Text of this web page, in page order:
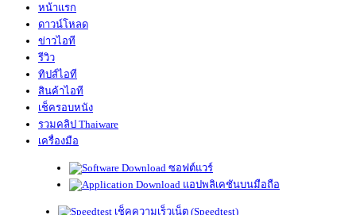
หน้าแรก
ดาวน์โหลด
ข่าวไอที
รีวิว
ทิปส์ไอที
สินค้าไอที
เช็ครอบหนัง
รวมคลิป Thaiware
เครื่องมือ
ซอฟต์แวร์
แอปพลิเคชันบนมือถือ
เช็คความเร็วเน็ต (Speedtest)